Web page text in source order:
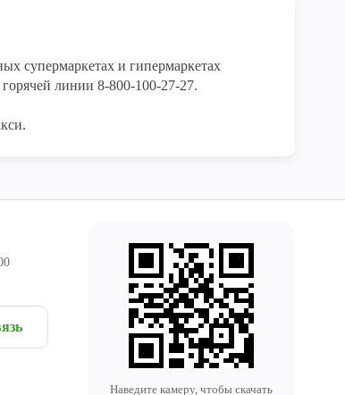
супермаркетах и гипермаркетах
линии 8-800-100-27-27.
Наведите камеру, чтобы скачать